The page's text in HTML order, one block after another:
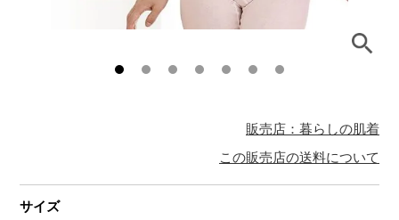
販売店：暮らしの肌着
この販売店の送料について
サイズ